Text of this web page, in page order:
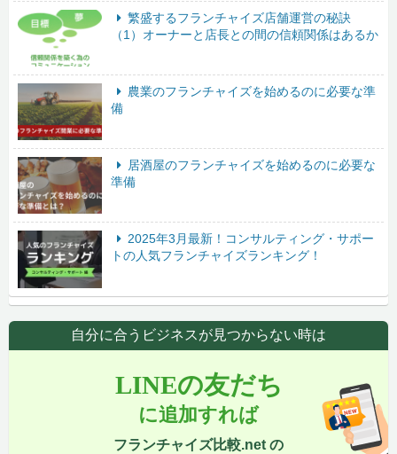
繁盛するフランチャイズ店舗運営の秘訣
（1）オーナーと店長との間の信頼関係はあるか
農業のフランチャイズを始めるのに必要な準
備
居酒屋のフランチャイズを始めるのに必要な
準備
2025年3月最新！コンサルティング・サポー
トの人気フランチャイズランキング！
自分に合うビジネスが見つからない時は
LINEの友だち
に追加すれば
フランチャイズ比較.net の